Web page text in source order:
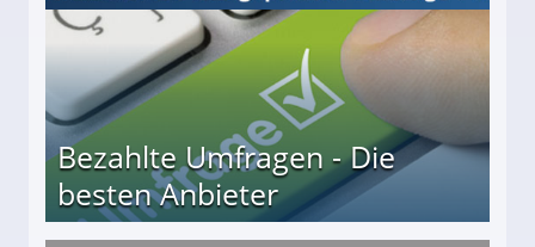
Bezahlte Umfragen - Die
besten Anbieter